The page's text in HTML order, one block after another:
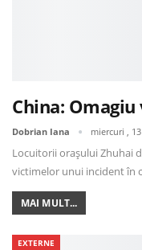
China:
Dobrian Iana miercuri ,
Locuitorii orașului Zhuhai
victimelor unui incident în
MAI MULT...
EXTERNE